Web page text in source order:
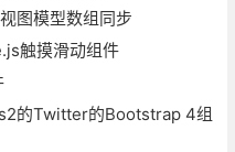
图模型数组同步
触摸滑动组件
的Twitter的Bootstrap 4组